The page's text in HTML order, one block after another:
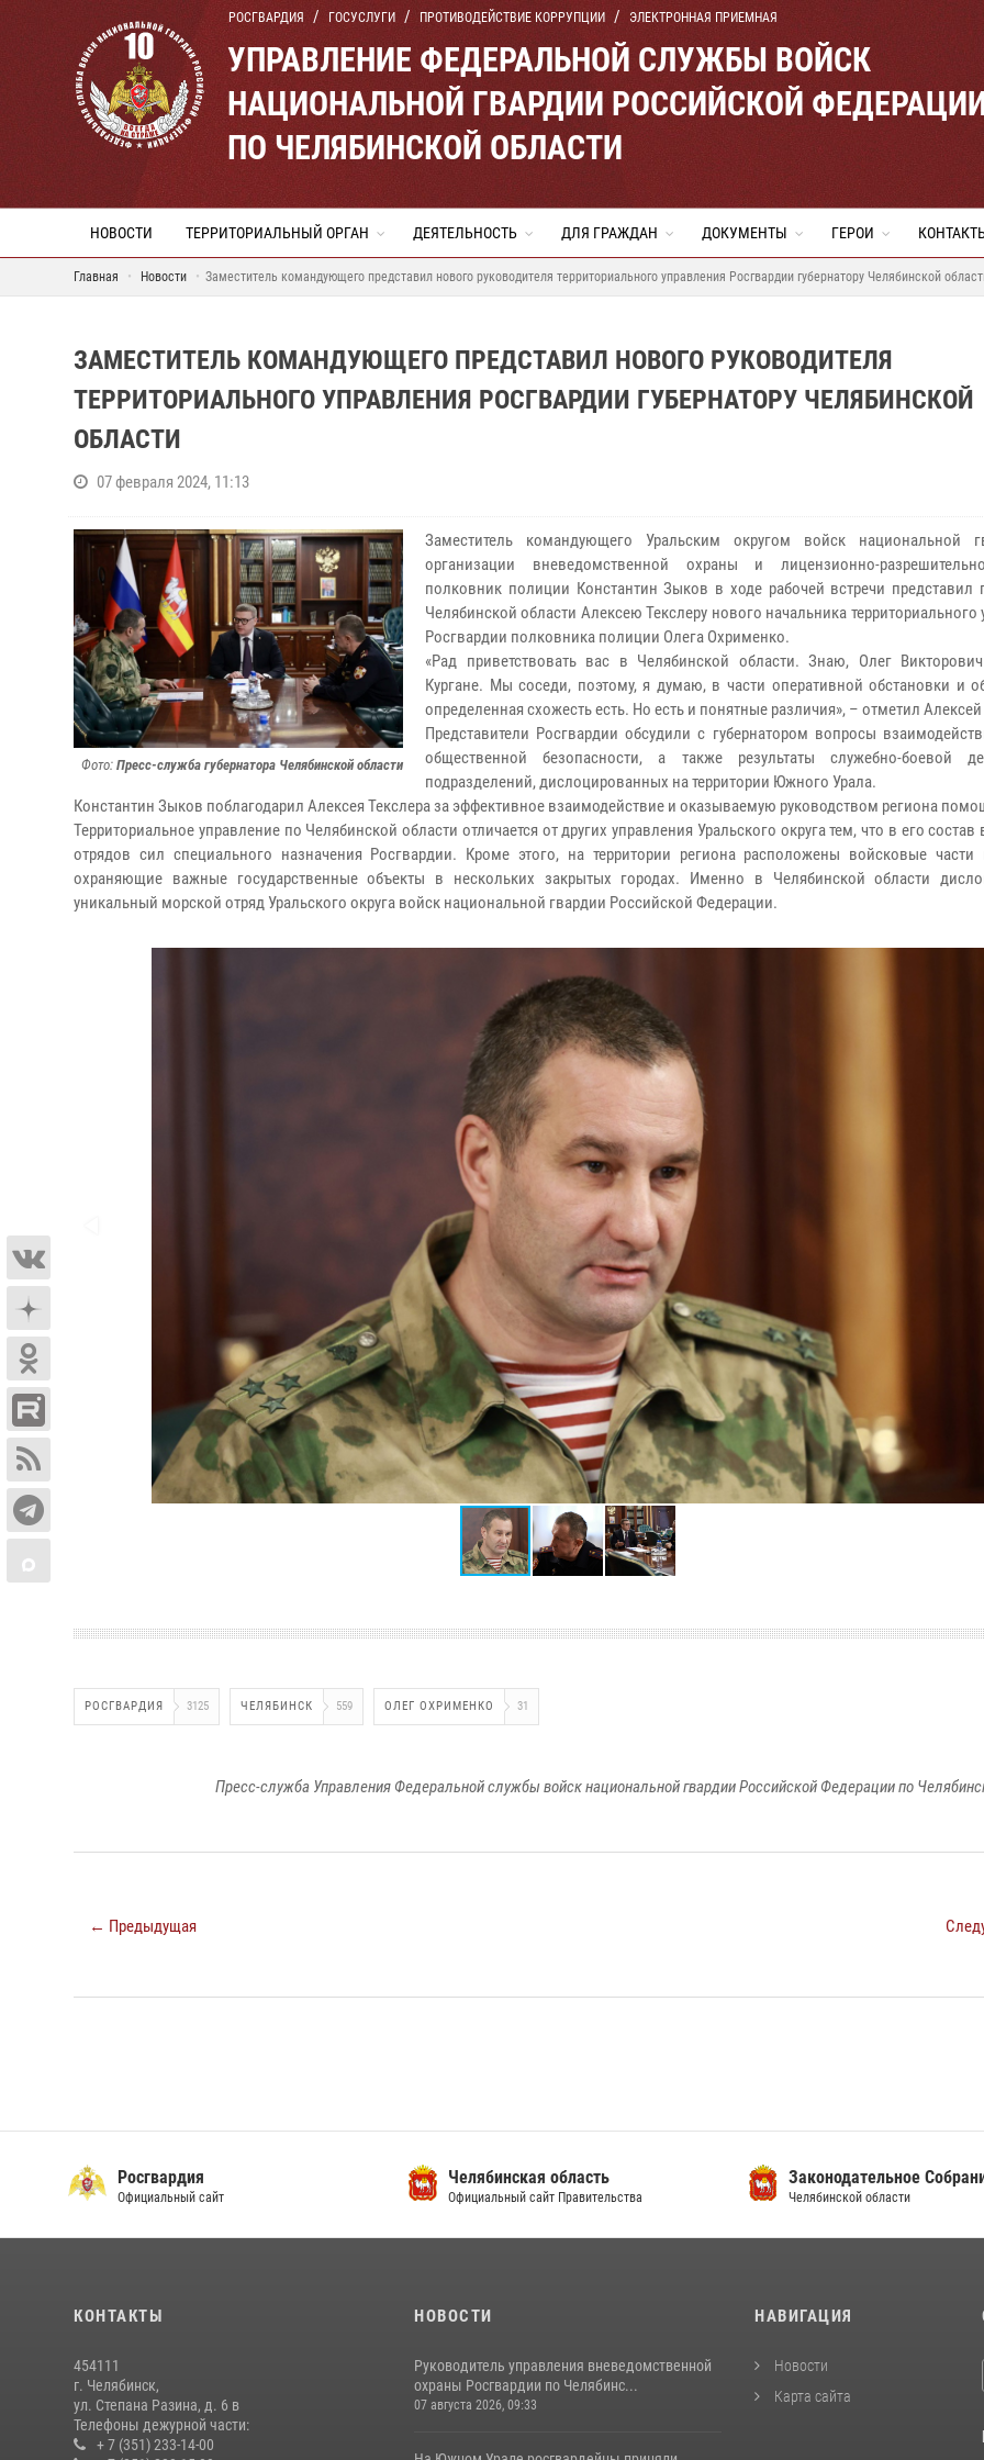
РОСГВАРДИЯ ГОСУСЛУГИ ПРОТИВОДЕЙСТВИЕ КОРРУПЦИИ ЭЛЕКТРОННАЯ ПРИЕМНАЯ
УПРАВЛЕНИЕ ФЕДЕРАЛЬНОЙ СЛУЖБЫ ВОЙСК
НАЦИОНАЛЬНОЙ ГВАРДИИ РОССИЙСКОЙ
ПО ЧЕЛЯБИНСКОЙ ОБЛАСТИ
НОВОСТИ ТЕРРИТОРИАЛЬНЫЙ ОРГАН ДЕЯТЕЛЬНОСТЬ ДЛЯ ГРАЖДАН ДОКУМЕНТЫ ГЕРОИ
Главная Новости Заместитель командующего представил нового руководителя территориального управления Росгвардии губернатору Челябинской
ЗАМЕСТИТЕЛЬ КОМАНДУЮЩЕГО ПРЕДСТАВИЛ НОВОГО РУКОВОДИТЕЛЯ
ТЕРРИТОРИАЛЬНОГО УПРАВЛЕНИЯ РОСГВАРДИИ ГУБЕРНАТОРУ ЧЕЛЯБИНСКОЙ
ОБЛАСТИ
07 февраля 2024, 11:13
Фото: Пресс-служба губернатора Челябинской области
Заместитель командующего Уральским округом войск национальной
организации вневедомственной охраны и лицензионно-
полковник полиции Константин Зыков в ходе рабочей встречи представил
Челябинской области Алексею Текслеру нового начальника территориального
Росгвардии полковника полиции Олега Охрименко.
«Рад приветствовать вас в Челябинской области. Знаю, Олег
Кургане. Мы соседи, поэтому, я думаю, в части оперативной обстановки и
определенная схожесть есть. Но есть и понятные различия», – отметил Алексей
Представители Росгвардии обсудили с губернатором вопросы
общественной безопасности, а также результаты служебно-боевой
подразделений, дислоцированных на территории Южного Урала.
Константин Зыков поблагодарил Алексея Текслера за эффективное взаимодействие и оказываемую руководством региона
Территориальное управление по Челябинской области отличается от других управления Уральского округа тем, что в его состав
отрядов сил специального назначения Росгвардии. Кроме этого, на территории региона расположены войсковые части
охраняющие важные государственные объекты в нескольких закрытых городах. Именно в Челябинской области
уникальный морской отряд Уральского округа войск национальной гвардии Российской Федерации.
РОСГВАРДИЯ 3125 ЧЕЛЯБИНСК 559 ОЛЕГ ОХРИМЕНКО 31
Пресс-служба Управления Федеральной службы войск национальной гвардии Российской Федерации по
← Предыдущая
Росгвардия
Официальный сайт
Челябинская область
Официальный сайт Правительства
Законодательное
Челябинской области
КОНТАКТЫ
454111
г. Челябинск,
ул. Степана Разина, д. 6 в
Телефоны дежурной части:
+ 7 (351) 233-14-00
НОВОСТИ
Руководитель управления вневедомственной
охраны Росгвардии по Челябинс...
07 августа 2026, 09:33
НАВИГАЦИЯ
Новости
Карта сайта